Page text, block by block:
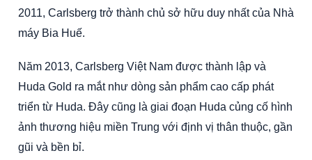
2011, Carlsberg trở thành chủ sở hữu duy nhất của Nhà
máy Bia Huế.
Năm 2013, Carlsberg Việt Nam được thành lập và
Huda Gold ra mắt như dòng sản phẩm cao cấp phát
triển từ Huda. Đây cũng là giai đoạn Huda củng cố hình
ảnh thương hiệu miền Trung với định vị thân thuộc, gần
gũi và bền bỉ.